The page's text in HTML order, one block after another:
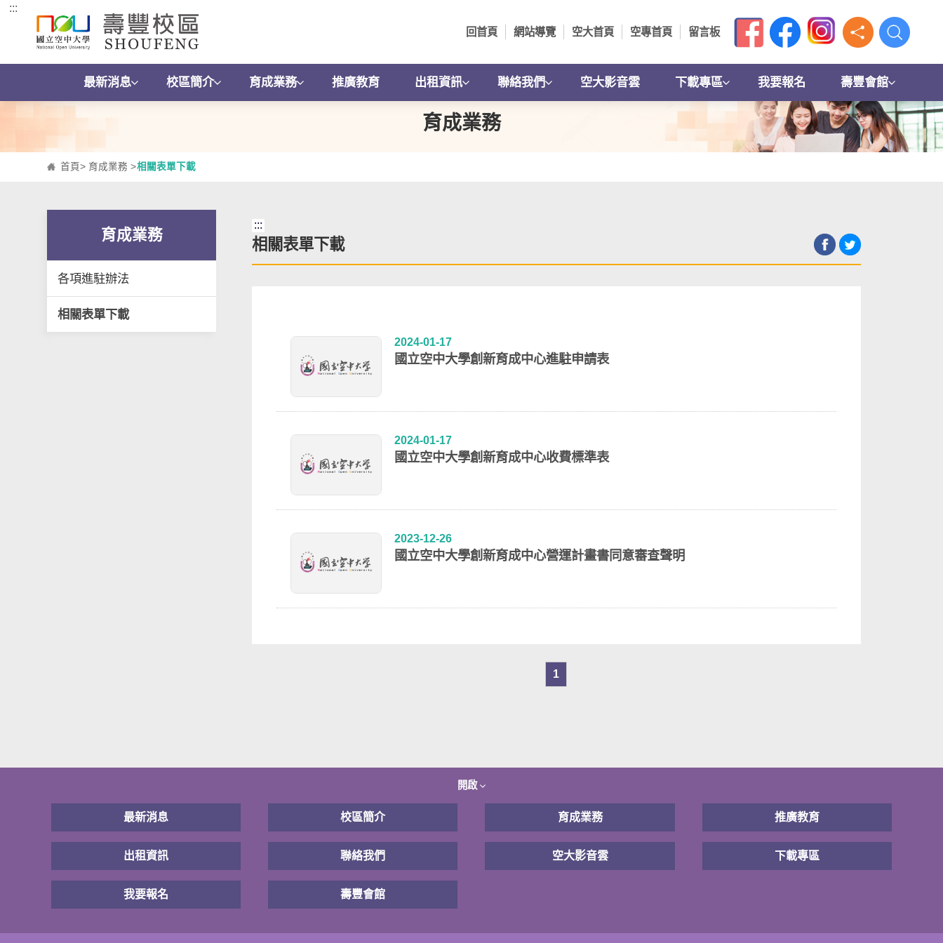
跳到主要內容區塊
:::
回首頁 網站導覽 空大首頁 空專首頁 留言板
最新消息 校區簡介 育成業務 推廣教育 出租資訊 聯絡我們 空大影音雲 下載專區 我要報名 壽豐會館
育成業務
首頁>育成業務 >相關表單下載
育成業務
各項進駐辦法
相關表單下載
:::
相關表單下載
2024-01-17
國立空中大學創新育成中心進駐申請表
2024-01-17
國立空中大學創新育成中心收費標準表
2023-12-26
國立空中大學創新育成中心營運計畫書同意審查聲明
1
開啟
最新消息 校區簡介 育成業務 推廣教育
出租資訊 聯絡我們 空大影音雲 下載專區
我要報名 壽豐會館